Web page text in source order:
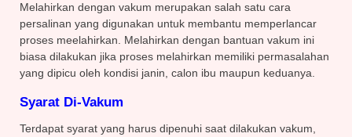
Melahirkan dengan vakum merupakan salah satu cara
persalinan yang digunakan untuk membantu memperlancar
proses meelahirkan. Melahirkan dengan bantuan vakum ini
biasa dilakukan jika proses melahirkan memiliki permasalahan
yang dipicu oleh kondisi janin, calon ibu maupun keduanya.
Syarat Di-Vakum
Terdapat syarat yang harus dipenuhi saat dilakukan vakum,